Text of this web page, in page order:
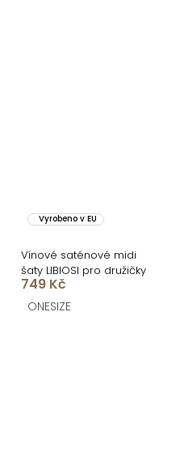
Vyrobeno v EU
Vínové saténové midi
šaty LIBIOSI pro družičky
749 Kč
ONESIZE